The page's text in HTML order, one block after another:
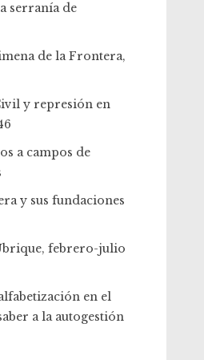
serranía de
de la Frontera,
y represión en
a campos de
y sus fundaciones
febrero-julio
en el
a la autogestión